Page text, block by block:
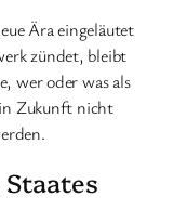
Ära eingeläutet
zündet, bleibt
wer oder was als
Zukunft nicht